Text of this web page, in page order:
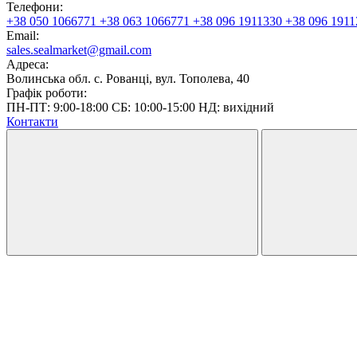
Телефони:
+38 050 1066771 +38 063 1066771 +38 096 1911330 +38 096
Email:
sales.sealmarket@gmail.com
Адреса:
Волинська обл. с. Рованці, вул. Тополева, 40
Графік роботи:
ПН-ПТ: 9:00-18:00 СБ: 10:00-15:00 НД: вихідний
Контакти